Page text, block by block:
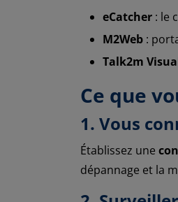
eCatcher : le
M2Web :
Talk2m
Ce que
1. Vous
Établissez une
dépannage et la